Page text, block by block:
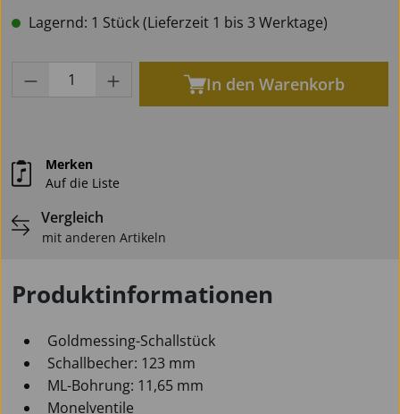
Lagernd: 1 Stück (Lieferzeit 1 bis 3 Werktage)
Produkt Anzahl: Gib den gewünschten
In den Warenkorb
Merken
Auf die Liste
Vergleich
mit anderen Artikeln
Produktinformationen
Goldmessing-Schallstück
Schallbecher: 123 mm
ML-Bohrung: 11,65 mm
Monelventile